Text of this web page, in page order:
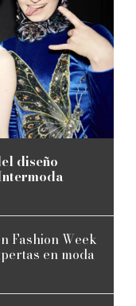
diseño
Fashion Week
en moda